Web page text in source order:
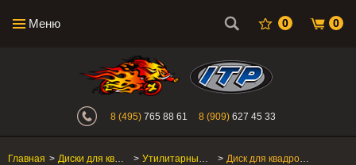
Меню 0 0
Интернет-магазин "Поросенок".
8 (495) 765 88 61 8 (909) 627 45 33
Главная > Диски для квадроцикла > Утилитарные ATV/SxS > Диск для квадроцикла ITP Hurricane 20RM113BX